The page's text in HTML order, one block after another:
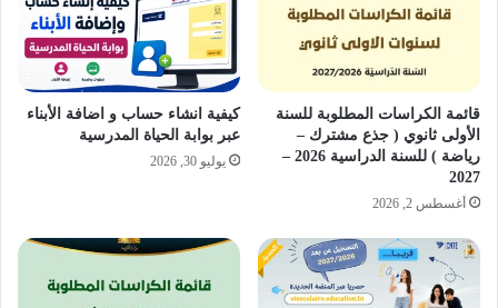
قائمة الكراسات المطلوبة للسنة
الأولى ثانوي ( جذع مشترك –
رياضة ) للسنة الدراسية 2026 –
2027
أغسطس 2, 2026
كيفية انشاء حساب و اضافة الأبناء
عبر بوابة الحياة المدرسية
يوليو 30, 2026